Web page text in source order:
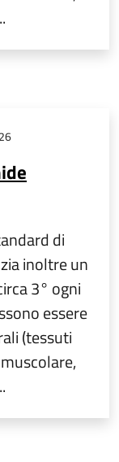
di
inoltre un
3° ogni
essere
(tessuti